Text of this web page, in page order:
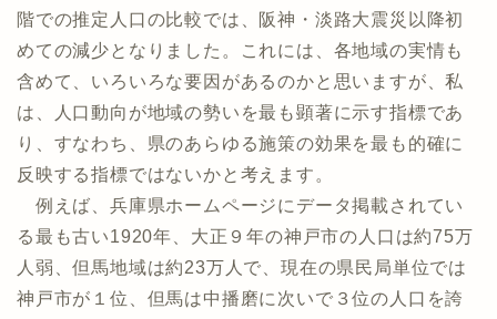
階での推定人口の比較では、阪神・淡路大震災以降初
めての減少となりました。これには、各地域の実情も
含めて、いろいろな要因があるのかと思いますが、私
は、人口動向が地域の勢いを最も顕著に示す指標であ
り、すなわち、県のあらゆる施策の効果を最も的確に
反映する指標ではないかと考えます。
例えば、兵庫県ホームページにデータ掲載されてい
る最も古い1920年、大正９年の神戸市の人口は約75万
人弱、但馬地域は約23万人で、現在の県民局単位では
神戸市が１位、但馬は中播磨に次いで３位の人口を誇